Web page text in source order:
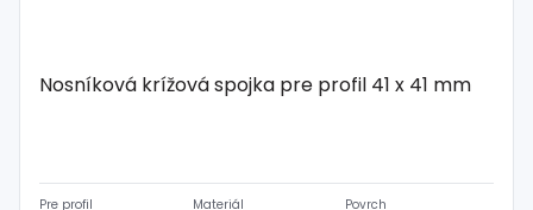
Nosníková krížová spojka pre profil 41 x 41 mm
Pre profil Materiál Povrch